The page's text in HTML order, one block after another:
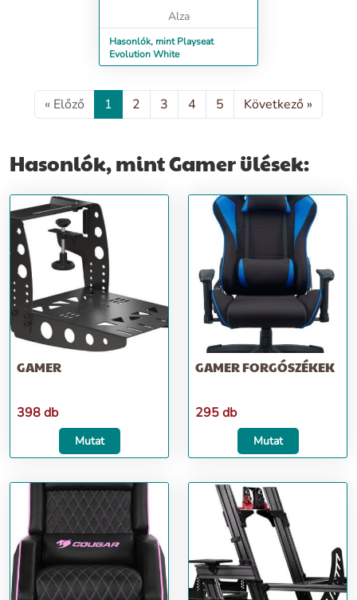
Alza
Hasonlók, mint Playseat
Evolution White
« Előző 1 2 3 4 5 Következő »
Hasonlók, mint Gamer ülések:
GAMER
398 db
Mutat
GAMER FORGÓSZÉKEK
295 db
Mutat